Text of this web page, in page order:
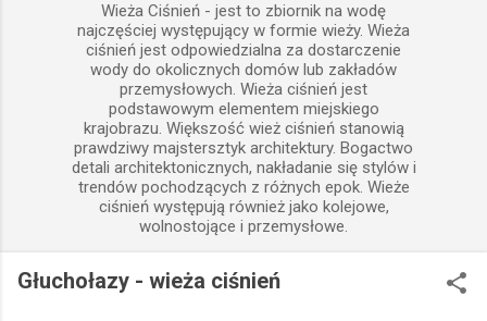
Wieża Ciśnień - jest to zbiornik na wodę
najczęściej występujący w formie wieży. Wieża
ciśnień jest odpowiedzialna za dostarczenie
wody do okolicznych domów lub zakładów
przemysłowych. Wieża ciśnień jest
podstawowym elementem miejskiego
krajobrazu. Większość wież ciśnień stanowią
prawdziwy majstersztyk architektury. Bogactwo
detali architektonicznych, nakładanie się stylów i
trendów pochodzących z różnych epok. Wieże
ciśnień występują również jako kolejowe,
wolnostojące i przemysłowe.
Głuchołazy - wieża ciśnień